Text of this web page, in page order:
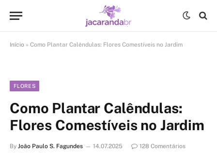
Início » Como Plantar Calêndulas: Flores Comestíveis no Jardim
FLORES
Como Plantar Calêndulas:
Flores Comestíveis no Jardim
By João Paulo S. Fagundes 14.07.2025
128 Comentários